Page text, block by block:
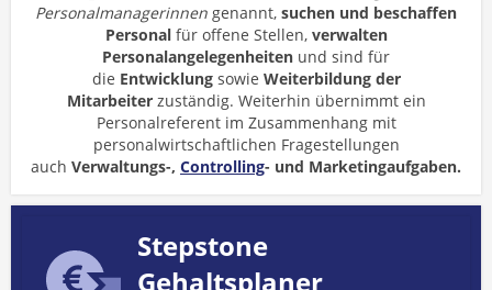
Personalmanagerinnen genannt, suchen und beschaffen
Personal für offene Stellen, verwalten
Personalangelegenheiten und sind für
die Entwicklungsowie Weiterbildung der
Mitarbeiterzuständig. Weiterhin übernimmt ein
Personalreferent im Zusammenhang mit
personalwirtschaftlichen Fragestellungen
auch Verwaltungs-, Controlling- und Marketingaufgaben.
Stepstone
Gehaltsplaner